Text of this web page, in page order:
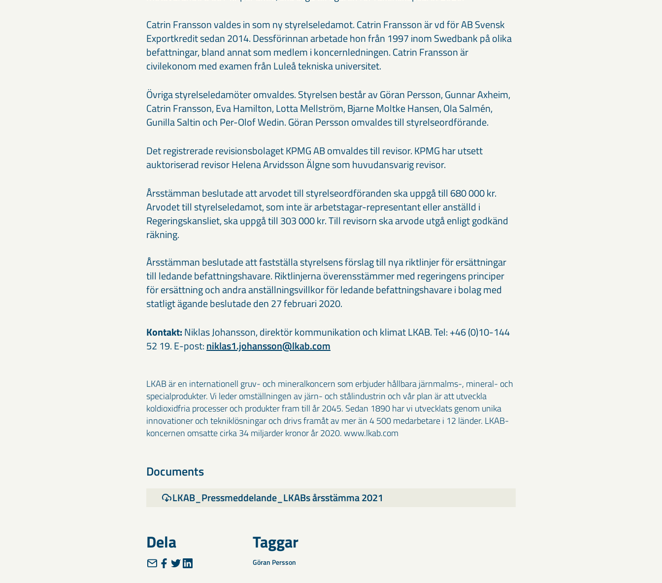
Catrin Fransson valdes in som ny styrelseledamot. Catrin Fransson är vd för AB Svensk
Exportkredit sedan 2014. Dessförinnan arbetade hon från 1997 inom Swedbank på olika
befattningar, bland annat som medlem i koncernledningen. Catrin Fransson är
civilekonom med examen från Luleå tekniska universitet.
Övriga styrelseledamöter omvaldes. Styrelsen består av Göran Persson, Gunnar Axheim,
Catrin Fransson, Eva Hamilton, Lotta Mellström, Bjarne Moltke Hansen, Ola Salmén,
Gunilla Saltin och Per-Olof Wedin. Göran Persson omvaldes till styrelseordförande.
Det registrerade revisionsbolaget KPMG AB omvaldes till revisor. KPMG har utsett
auktoriserad revisor Helena Arvidsson Älgne som huvudansvarig revisor.
Årsstämman beslutade att arvodet till styrelseordföranden ska uppgå till 680 000 kr.
Arvodet till styrelseledamot, som inte är arbetstagar-representant eller anställd i
Regeringskansliet, ska uppgå till 303 000 kr. Till revisorn ska arvode utgå enligt godkänd
räkning.
Årsstämman beslutade att fastställa styrelsens förslag till nya riktlinjer för ersättningar
till ledande befattningshavare. Riktlinjerna överensstämmer med regeringens principer
för ersättning och andra anställningsvillkor för ledande befattningshavare i bolag med
statligt ägande beslutade den 27 februari 2020.
Kontakt:Niklas Johansson, direktör kommunikation och klimat LKAB. Tel: +46 (0)10-144
52 19. E-post:niklas1.johansson@lkab.com
LKAB är en internationell gruv- och mineralkoncern som erbjuder hållbara järnmalms-, mineral- och
specialprodukter. Vi leder omställningen av järn- och stålindustrin och vår plan är att utveckla
koldioxidfria processer och produkter fram till år 2045. Sedan 1890 har vi utvecklats genom unika
innovationer och tekniklösningar och drivs framåt av mer än 4 500 medarbetare i 12 länder. LKAB-
koncernen omsatte cirka 34 miljarder kronor år 2020. www.lkab.com
Documents
LKAB_Pressmeddelande_LKABs årsstämma 2021
Dela Taggar
Göran Persson